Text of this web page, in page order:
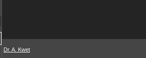
Dr. A. Kwet